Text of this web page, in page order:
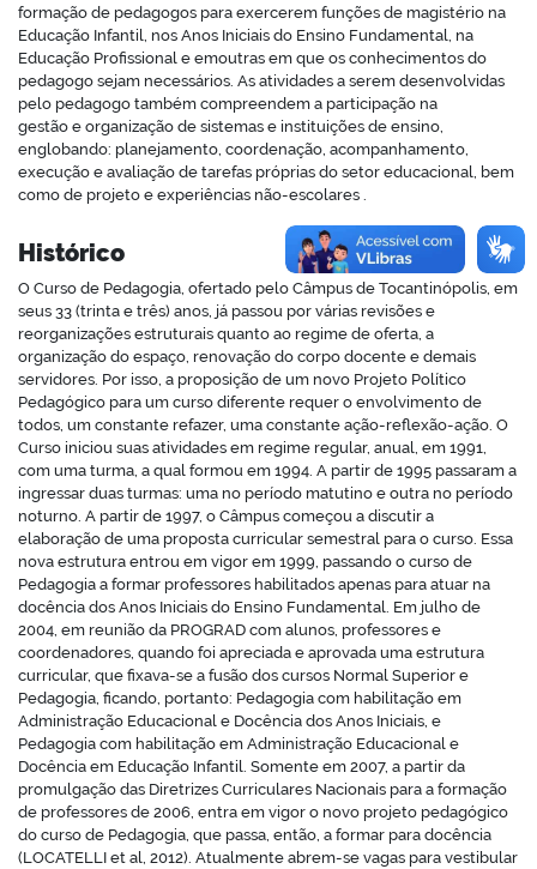
portal
formação de pedagogos para exercerem funções de magistério na
Educação Infantil, nos Anos Iniciais do Ensino Fundamental, na
Educação Profissional e emoutras em que os conhecimentos do
pedagogo sejam necessários. As atividades a serem desenvolvidas
pelo pedagogo também compreendem a participação na
gestão e organização de sistemas e instituições de ensino,
englobando: planejamento, coordenação, acompanhamento,
execução e avaliação de tarefas próprias do setor educacional, bem
como de projeto e experiências não-escolares .
Histórico
O Curso de Pedagogia, ofertado pelo Câmpus de Tocantinópolis, em
seus 33 (trinta e três) anos, já passou por várias revisões e
reorganizações estruturais quanto ao regime de oferta, a
organização do espaço, renovação do corpo docente e demais
servidores. Por isso, a proposição de um novo Projeto Político
Pedagógico para um curso diferente requer o envolvimento de
todos, um constante refazer, uma constante ação-reflexão-ação. O
Curso iniciou suas atividades em regime regular, anual, em 1991,
com uma turma, a qual formou em 1994. A partir de 1995 passaram a
ingressar duas turmas: uma no período matutino e outra no período
noturno. A partir de 1997, o Câmpus começou a discutir a
elaboração de uma proposta curricular semestral para o curso. Essa
nova estrutura entrou em vigor em 1999, passando o curso de
Pedagogia a formar professores habilitados apenas para atuar na
docência dos Anos Iniciais do Ensino Fundamental. Em julho de
2004, em reunião da PROGRAD com alunos, professores e
coordenadores, quando foi apreciada e aprovada uma estrutura
curricular, que fixava-se a fusão dos cursos Normal Superior e
Pedagogia, ficando, portanto: Pedagogia com habilitação em
Administração Educacional e Docência dos Anos Iniciais, e
Pedagogia com habilitação em Administração Educacional e
Docência em Educação Infantil. Somente em 2007, a partir da
promulgação das Diretrizes Curriculares Nacionais para a formação
de professores de 2006, entra em vigor o novo projeto pedagógico
do curso de Pedagogia, que passa, então, a formar para docência
(LOCATELLI et al, 2012). Atualmente abrem-se vagas para vestibular